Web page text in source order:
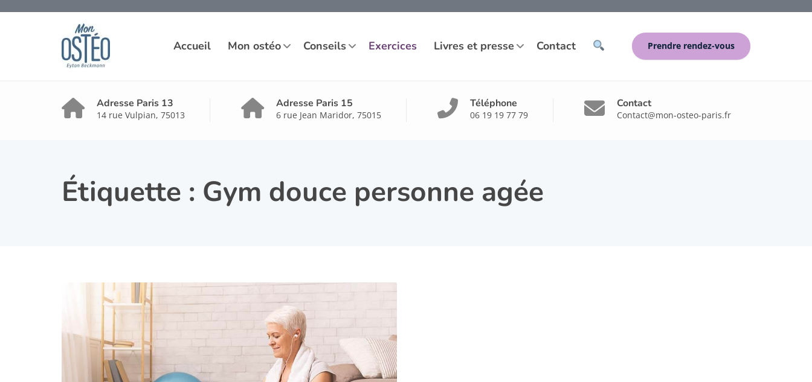
Accueil Mon ostéo Conseils Exercices Livres et presse Contact Prendre rendez-vous
Adresse Paris 13
14 rue Vulpian, 75013
Adresse Paris 15
6 rue Jean Maridor, 75015
Téléphone
06 19 19 77 79
Contact
Contact@mon-osteo-paris.fr
Étiquette : Gym douce personne agée